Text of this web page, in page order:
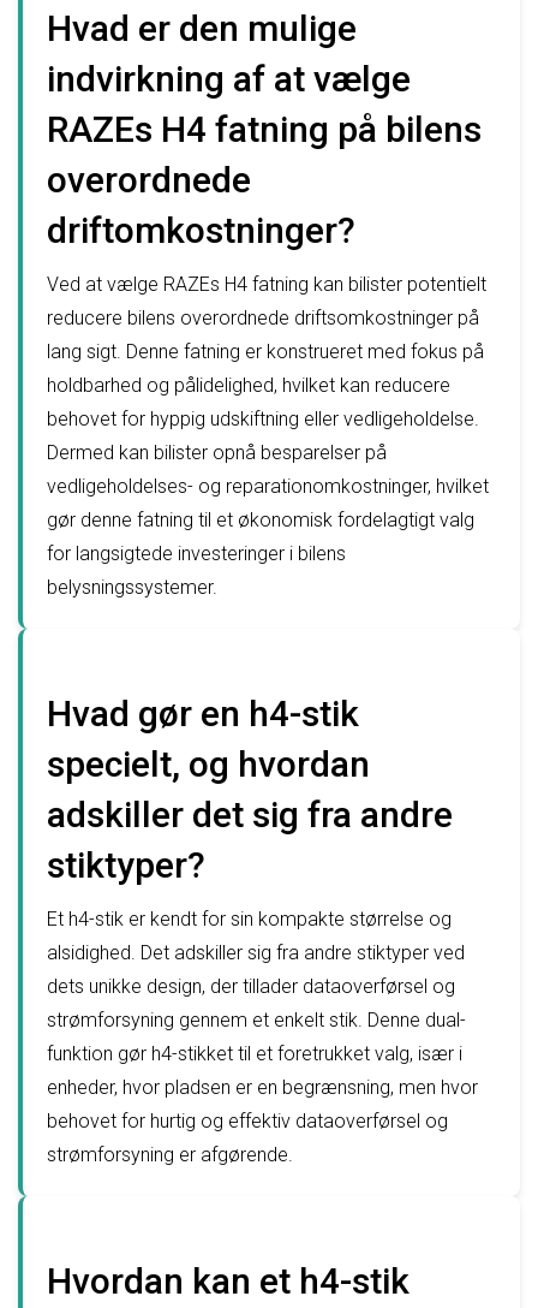
Hvad er den mulige
indvirkning af at vælge
RAZEs H4 fatning på bilens
overordnede
driftomkostninger?
Ved at vælge RAZEs H4 fatning kan bilister potentielt
reducere bilens overordnede driftsomkostninger på
lang sigt. Denne fatning er konstrueret med fokus på
holdbarhed og pålidelighed, hvilket kan reducere
behovet for hyppig udskiftning eller vedligeholdelse.
Dermed kan bilister opnå besparelser på
vedligeholdelses- og reparationomkostninger, hvilket
gør denne fatning til et økonomisk fordelagtigt valg
for langsigtede investeringer i bilens
belysningssystemer.
Hvad gør en h4-stik
specielt, og hvordan
adskiller det sig fra andre
stiktyper?
Et h4-stik er kendt for sin kompakte størrelse og
alsidighed. Det adskiller sig fra andre stiktyper ved
dets unikke design, der tillader dataoverførsel og
strømforsyning gennem et enkelt stik. Denne dual-
funktion gør h4-stikket til et foretrukket valg, især i
enheder, hvor pladsen er en begrænsning, men hvor
behovet for hurtig og effektiv dataoverførsel og
strømforsyning er afgørende.
Hvordan kan et h4-stik